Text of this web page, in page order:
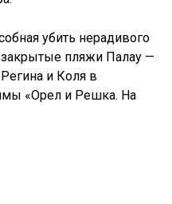
убить нерадивого
закрытые пляжи Палау —
и Коля в
«Орел и Решка. На